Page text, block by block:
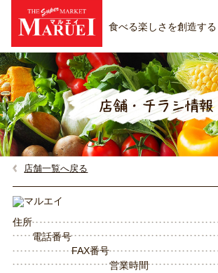
食べる楽しさを創造する
店舗一覧へ戻る
住所
電話番号
FAX番号
営業時間